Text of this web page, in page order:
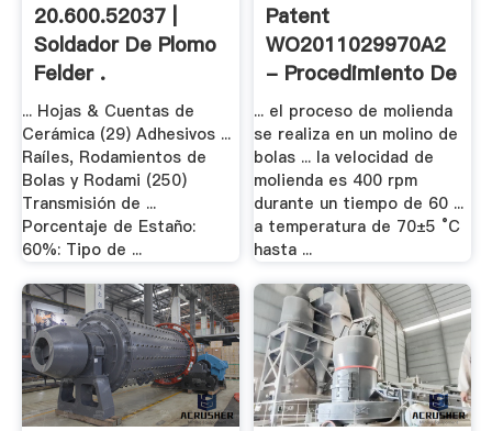
20.600.52037 |
Soldador De Plomo
Felder .
... Hojas & Cuentas de
Cerámica (29) Adhesivos ...
Raíles, Rodamientos de
Bolas y Rodami (250)
Transmisión de ...
Porcentaje de Estaño:
60%: Tipo de ...
Patent
WO2011029970A2
- Procedimiento De
.
... el proceso de molienda
se realiza en un molino de
bolas ... la velocidad de
molienda es 400 rpm
durante un tiempo de 60 ...
a temperatura de 70±5 °C
hasta ...